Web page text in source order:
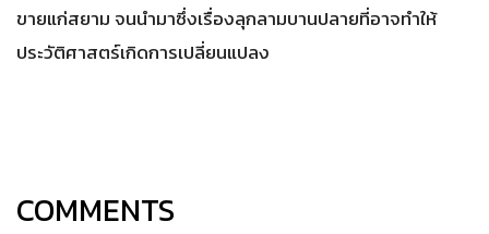
ขายแก่สยาม จนนำมาซึ่งเรื่องลุกลามบานปลายที่อาจทำให้
ประวัติศาสตร์เกิดการเปลี่ยนแปลง
COMMENTS